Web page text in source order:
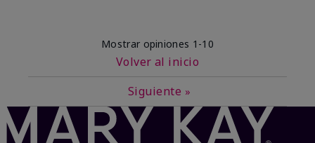
Mostrar opiniones 1-10
Volver al inicio
Siguiente »